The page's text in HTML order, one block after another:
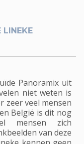
LINEKE
Panoramix uit
niet weten is
zeer veel mensen
België is dit nog
mensen zich
van deze